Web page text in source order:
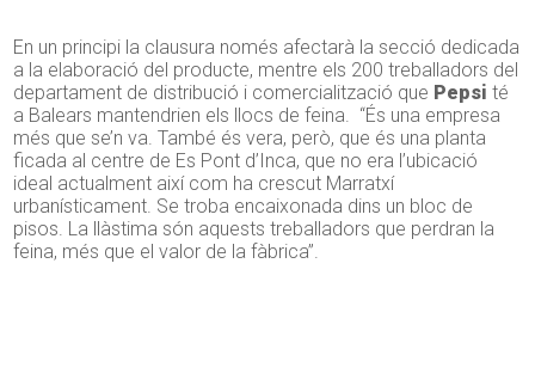
En un principi la clausura només afectarà la secció dedicada
a la elaboració del producte, mentre els 200 treballadors del
departament de distribució i comercialització que Pepsi té
a Balears mantendrien els llocs de feina. “És una empresa
més que se’n va. També és vera, però, que és una planta
ficada al centre de Es Pont d’Inca, que no era l’ubicació
ideal actualment així com ha crescut Marratxí
urbanísticament. Se troba encaixonada dins un bloc de
pisos. La llàstima són aquests treballadors que perdran la
feina, més que el valor de la fàbrica”.